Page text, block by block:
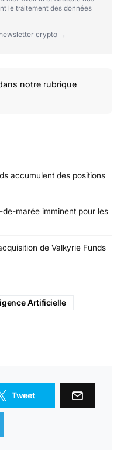
le traitement des données
crypto →
notre rubrique
accumulent des positions
marée imminent pour les
de Valkyrie Funds
Artificielle
Tweet